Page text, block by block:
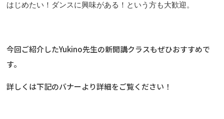
はじめたい！ダンスに興味がある！という方も大歓迎。
今回ご紹介したYukino先生の新開講クラスもぜひおすすめで
す。
詳しくは下記のバナーより詳細をご覧ください！